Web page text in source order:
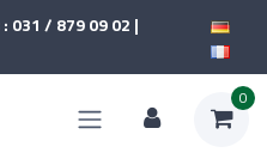
031 / 879 09 02 |
0